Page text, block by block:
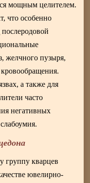
мощным целителем.
что особенно
желчного пузыря,
а также для
часто
негативных
группу кварцев
ювелирно-